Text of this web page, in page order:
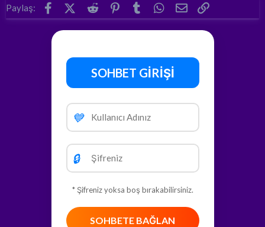
Paylaş: FacebookX (Twitter)
Reddit Pinterest
Tumblr WhatsApp
E-posta
SOHBET GİRİŞİ
💙
🔒
* Şifreniz yoksa boş bırakabilirsiniz.
SOHBETE BAĞLAN